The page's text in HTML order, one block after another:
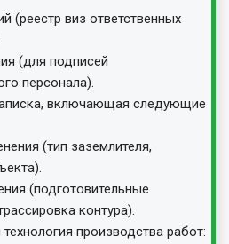
(реестр виз ответственных
(для подписей
персонала).
включающая следующие
(тип заземлителя,
(подготовительные
контура).
производства работ: